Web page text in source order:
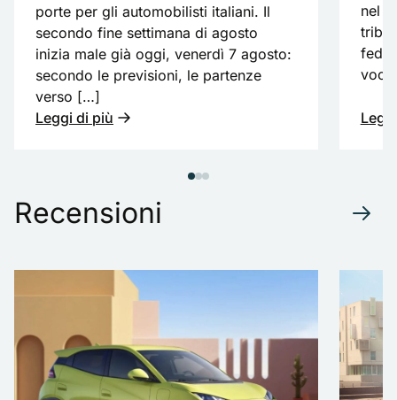
porte per gli automobilisti italiani. Il
secondo fine settimana di agosto
inizia male già oggi, venerdì 7 agosto:
secondo le previsioni, le partenze
verso […]
Leggi di più
nel
Recensioni